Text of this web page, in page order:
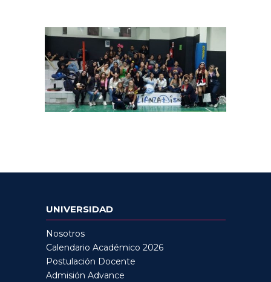
UNIVERSIDAD
Nosotros
Calendario Académico 2026
Postulación Docente
Admisión Advance